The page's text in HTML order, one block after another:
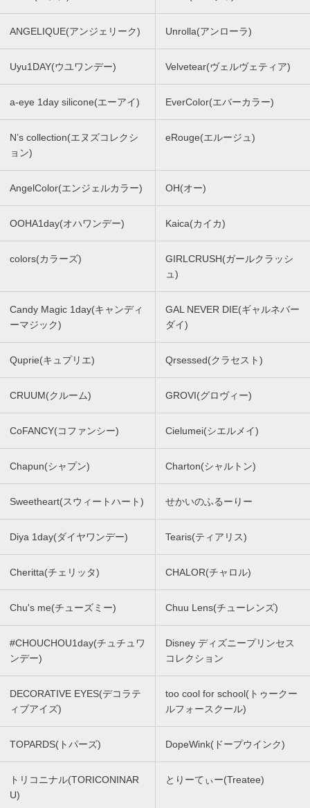
ANGELIQUE(アンジェリーク) Unrolla(アンローラ)
Uyu1DAY(ウユワンデー) Velvetear(ヴェルヴェティア)
a-eye 1day silicone(エーアイ) EverColor(エバーカラー)
N’s collection(エヌズコレクシ
ョン)
eRouge(エルージュ)
AngelColor(エンジェルカラー) OH(オー)
OOHA1day(オハワンデー) Kaica(カイカ)
colors(カラーズ)
GIRLCRUSH(ガールクラッシ
ュ)
Candy Magic 1day(キャンディ
ーマジック)
GAL NEVER DIE(ギャルネバー
ダイ)
Quprie(キュプリエ) Qrsessed(クラセスト)
CRUUM(クルーム) GROVI(グロヴィー)
CoFANCY(コファンシー) Cielumei(シエルメイ)
Chapun(シャプン) Charton(シャルトン)
Sweetheart(スウィートハート) せかいのふるーりー
Diya 1day(ダイヤワンデー) Tearis(ティアリス)
Cheritta(チェリッタ) CHALOR(チャロル)
Chu's me(チューズミー) Chuu Lens(チューレンズ)
#CHOUCHOU1day(チュチュワ
ンデー)
Disney ディズニープリンセス
コレクション
DECORATIVE EYES(デコラテ
ィブアイズ)
too cool for school(トゥークー
ルフォースクール)
TOPARDS(トパーズ) DopeWink(ドープウインク)
トリコニナル(TORICONINAR
U)
とりーてぃー(Treatee)